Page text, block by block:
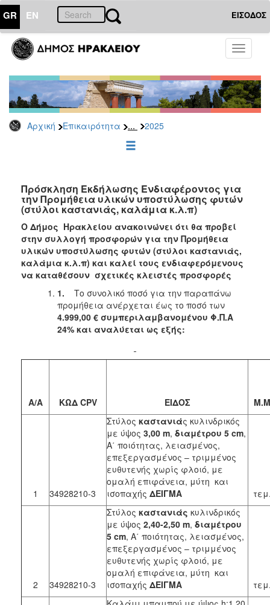
GR EN ΕΙΣΟΔΟΣ
Toggle
Αρχική Επικαιρότητα ... 2025
ΕΠΙΚΑΙΡΟΤΗΤΑ
-
Δημοπρασίες
Αρχείο
2026
2022
2020
2019
2018
2017
2016
2015
ΔΗΜΟΤΗΣ
Πρόσκληση Εκδήλωσης Ενδιαφέροντος για
την Προμήθεια υλικών υποστύλωσης φυτών
(στύλοι καστανιάς, καλάμια κ.λ.π)
Ο Δήμος Ηρακλείου ανακοινώνει ότι θα προβεί
στην συλλογή προσφορών για την Προμήθεια
υλικών υποστύλωσης φυτών (στύλοι καστανιάς,
καλάμια κ.λ.π) και καλεί τους ενδιαφερόμενους
να καταθέσουν σχετικές κλειστές προσφορές
1. Το συνολικό ποσό για την παραπάνω
προμήθεια ανέρχεται έως το ποσό των
4.999,00 € συμπεριλαμβανομένου Φ.Π.Α
24% και αναλύεται ως εξής:
Α/Α ΚΩΔ CPV ΕΙΔΟΣ Μ.Μ
1 34928210-3
Στύλος καστανιάς κυλινδρικός
με ύψος 3,00 m, διαμέτρου 5 cm,
Α΄ ποιότητας, λειασμένος,
επεξεργασμένος – τριμμένος
ευθυτενής χωρίς φλοιό, με
ομαλή επιφάνεια, μύτη και
ισοπαχής ΔΕΙΓΜΑ
2 34928210-3
Στύλος καστανιάς κυλινδρικός
με ύψος 2,40-2,50 m, διαμέτρου
5 cm, Α΄ ποιότητας, λειασμένος,
επεξεργασμένος – τριμμένος
ευθυτενής χωρίς φλοιό, με
ομαλή επιφάνεια, μύτη και
ισοπαχής ΔΕΙΓΜΑ